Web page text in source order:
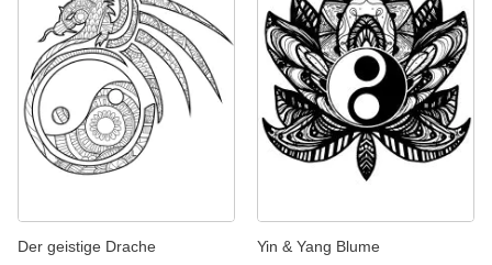
Der geistige Drache
Yin & Yang Blume